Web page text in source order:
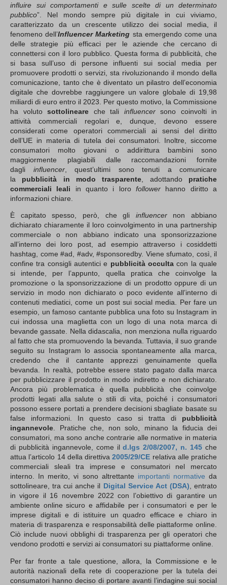
influire sui comportamenti e sulle scelte di un determinato
pubblico”. Nel mondo sempre più digitale in cui viviamo,
caratterizzato da un crescente utilizzo dei social media, il
fenomeno dell’Influencer Marketing sta emergendo come una
delle strategie più efficaci per le aziende che cercano di
connettersi con il loro pubblico. Questa forma di pubblicità, che
si basa sull’uso di persone influenti sui social media per
promuovere prodotti o servizi, sta rivoluzionando il mondo della
comunicazione, tanto che è diventato un pilastro dell’economia
digitale che dovrebbe raggiungere un valore globale di 19,98
miliardi di euro entro il 2023. Per questo motivo, la Commissione
ha voluto sottolineare che tali influencersono coinvolti in
attività commerciali regolari e, dunque, devono essere
considerati come operatori commerciali ai sensi del diritto
dell’UE in materia di tutela dei consumatori. Inoltre, siccome
consumatori molto giovani o addirittura bambini sono
maggiormente plagiabili dalle raccomandazioni fornite
dagli influencer, quest’ultimi sono tenuti a comunicare
la pubblicità in modo trasparente , adottando pratiche
commerciali leali in quanto i lorofollower hanno diritto a
informazioni chiare.
È capitato spesso, però, che gli influencernon abbiano
dichiarato chiaramente il loro coinvolgimento in una partnership
commerciale o non abbiano indicato una sponsorizzazione
all’interno dei loro post, ad esempio attraverso i cosiddetti
hashtag, come #ad, #adv, #sponsoredby. Viene sfumato, così, il
confine tra consigli autentici e pubblicità occultacon la quale
si intende, per l’appunto, quella pratica che coinvolge la
promozione o la sponsorizzazione di un prodotto oppure di un
servizio in modo non dichiarato o poco evidente all’interno di
contenuti mediatici, come un post sui social media. Per fare un
esempio, un famoso cantante pubblica una foto su Instagram in
cui indossa una maglietta con un logo di una nota marca di
bevande gassate. Nella didascalia, non menziona nulla riguardo
al fatto che sta promuovendo la bevanda. Tuttavia, il suo grande
seguito su Instagram lo associa spontaneamente alla marca,
credendo che il cantante apprezzi genuinamente quella
bevanda. In realtà, potrebbe essere stato pagato dalla marca
per pubblicizzare il prodotto in modo indiretto e non dichiarato.
Ancora più problematica è quella pubblicità che coinvolge
prodotti legati alla salute o stili di vita, poiché i consumatori
possono essere portati a prendere decisioni sbagliate basate su
false informazioni. In questo caso si tratta di pubblicità
ingannevole . Pratiche che, non solo, minano la fiducia dei
consumatori, ma sono anche contrarie alle normative in materia
di pubblicità ingannevole, come ild.lgs 2/08/2007, n. 145 che
attua l’articolo 14 della direttiva2005/29/CE relativa alle pratiche
commerciali sleali tra imprese e consumatori nel mercato
interno. In merito, vi sono altrettante importanti normative da
sottolineare, tra cui anche il Digital Service Act (DSA) , entrato
in vigore il 16 novembre 2022 con l’obiettivo di garantire un
ambiente online sicuro e affidabile per i consumatori e per le
imprese digitali e di istituire un quadro efficace e chiaro in
materia di trasparenza e responsabilità delle piattaforme online.
Ciò include nuovi obblighi di trasparenza per gli operatori che
vendono prodotti e servizi ai consumatori su piattaforme online.
Per far fronte a tale questione, allora, la Commissione e le
autorità nazionali della rete di cooperazione per la tutela dei
consumatori hanno deciso di portare avanti l’indagine sui social